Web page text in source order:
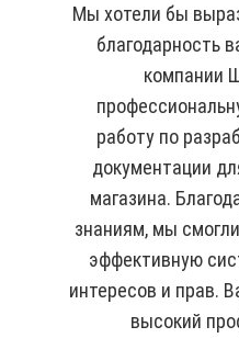
Мы хотели бы
благодарность
компании
работу по
документации
магазина.
знаниям, мы
эффективную
интересов и прав.
высокий